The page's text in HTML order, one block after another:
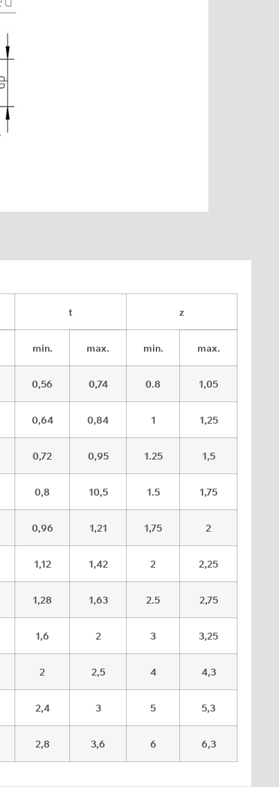
t z
min. max. min. max.
0,56 0,74 0.8 1,05
0,64 0,84 1 1,25
0,72 0,95 1.25 1,5
0,8 10,5 1.5 1,75
0,96 1,21 1,75 2
1,12 1,42 2 2,25
1,28 1,63 2.5 2,75
1,6 2 3 3,25
2 2,5 4 4,3
2,4 3 5 5,3
2,8 3,6 6 6,3